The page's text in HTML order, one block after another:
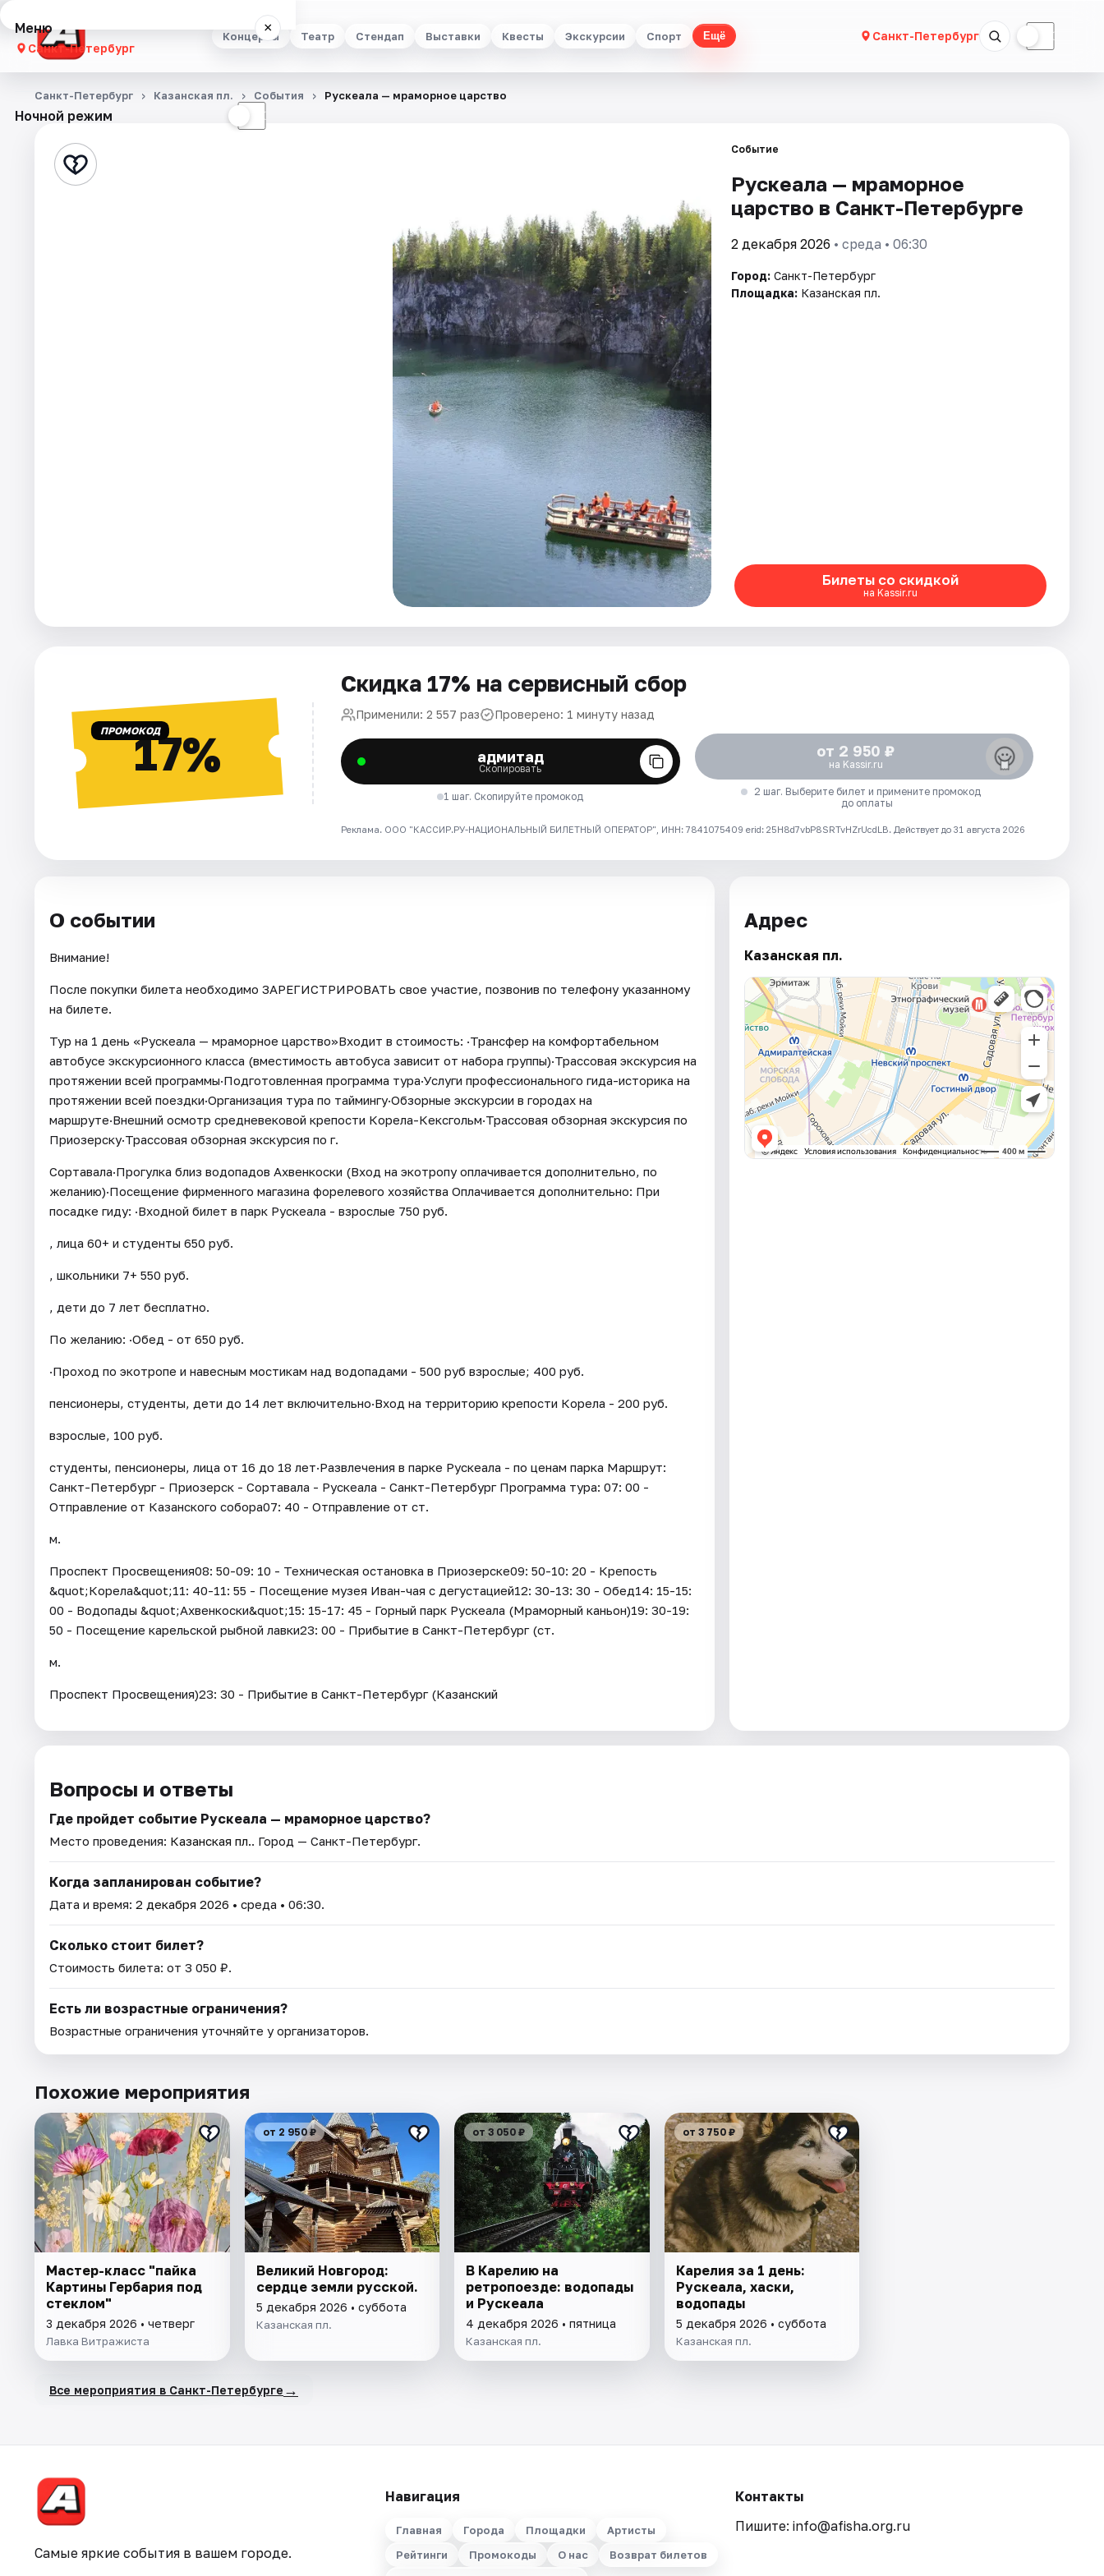
Концерты Театр Стендап Выставки Квесты Экскурсии Спорт Ещё Санкт-Петербург ☾
Меню ×
Санкт-Петербург
Концерты
Стендап
Ночной режим ☾
Санкт-Петербург Казанская пл. События Рускеала — мраморное царство
Событие
Рускеала — мраморное
царство в Санкт-Петербурге
2 декабря 2026 • среда • 06:30
Город: Санкт-Петербург
Площадка: Казанская пл.
Билеты со скидкой
на Kassir.ru
ПРОМОКОД17%
Скидка 17% на сервисный сбор
Применили: 2 557 раз Проверено: 1 минуту назад
адмитад
Скопировать
1 шаг. Скопируйте промокод
от 2 950 ₽
на Kassir.ru
2 шаг. Выберите билет и примените промокод
до оплаты
Реклама. ООО "КАССИР.РУ-НАЦИОНАЛЬНЫЙ БИЛЕТНЫЙ ОПЕРАТОР", ИНН: 7841075409 erid: 25H8d7vbP8SRTvHZrUcdLB. Действует до 31 августа 2026
О событии
Внимание!
После покупки билета необходимо ЗАРЕГИСТРИРОВАТЬ свое участие, позвонив по телефону указанному
на билете.
Тур на 1 день «Рускеала — мраморное царство»Входит в стоимость: ·Трансфер на комфортабельном
автобусе экскурсионного класса (вместимость автобуса зависит от набора группы)·Трассовая экскурсия на
протяжении всей программы·Подготовленная программа тура·Услуги профессионального гида-историка на
протяжении всей поездки·Организация тура по таймингу·Обзорные экскурсии в городах на
маршруте·Внешний осмотр средневековой крепости Корела-Кексгольм·Трассовая обзорная экскурсия по
Приозерску·Трассовая обзорная экскурсия по г.
Сортавала·Прогулка близ водопадов Ахвенкоски (Вход на экотропу оплачивается дополнительно, по
желанию)·Посещение фирменного магазина форелевого хозяйства Оплачивается дополнительно: При
посадке гиду: ·Входной билет в парк Рускеала - взрослые 750 руб.
, лица 60+ и студенты 650 руб.
, школьники 7+ 550 руб.
, дети до 7 лет бесплатно.
По желанию: ·Обед - от 650 руб.
·Проход по экотропе и навесным мостикам над водопадами - 500 руб взрослые; 400 руб.
пенсионеры, студенты, дети до 14 лет включительно·Вход на территорию крепости Корела - 200 руб.
взрослые, 100 руб.
студенты, пенсионеры, лица от 16 до 18 лет·Развлечения в парке Рускеала - по ценам парка Маршрут:
Санкт-Петербург - Приозерск - Сортавала - Рускеала - Санкт-Петербург Программа тура: 07: 00 -
Отправление от Казанского собора07: 40 - Отправление от ст.
м.
Проспект Просвещения08: 50-09: 10 - Техническая остановка в Приозерске09: 50-10: 20 - Крепость
&quot;Корела&quot;11: 40-11: 55 - Посещение музея Иван-чая с дегустацией12: 30-13: 30 - Обед14: 15-15:
00 - Водопады &quot;Ахвенкоски&quot;15: 15-17: 45 - Горный парк Рускеала (Мраморный каньон)19: 30-19:
50 - Посещение карельской рыбной лавки23: 00 - Прибытие в Санкт-Петербург (ст.
м.
Проспект Просвещения)23: 30 - Прибытие в Санкт-Петербург (Казанский
Адрес
Казанская пл.
Вопросы и ответы
Где пройдет событие Рускеала — мраморное царство?
Место проведения: Казанская пл.. Город — Санкт-Петербург.
Когда запланирован событие?
Дата и время: 2 декабря 2026 • среда • 06:30.
Сколько стоит билет?
Стоимость билета: от 3 050 ₽.
Есть ли возрастные ограничения?
Возрастные ограничения уточняйте у организаторов.
Похожие мероприятия
Мастер-класс "пайка
Картины Гербария под
стеклом"
3 декабря 2026 • четверг
Лавка Витражиста
от 2 950 ₽
Великий Новгород:
сердце земли русской.
5 декабря 2026 • суббота
Казанская пл.
от 3 050 ₽
В Карелию на
ретропоезде: водопады
и Рускеала
4 декабря 2026 • пятница
Казанская пл.
от 3 750 ₽
Карелия за 1 день:
Рускеала, хаски,
водопады
5 декабря 2026 • суббота
Казанская пл.
Все мероприятия в Санкт-Петербурге →
Самые яркие события в вашем городе.
Навигация
Главная Города Площадки
Артисты
Рейтинги
Промокоды О нас
Возврат билетов
Контакты
Пишите: info@afisha.org.ru